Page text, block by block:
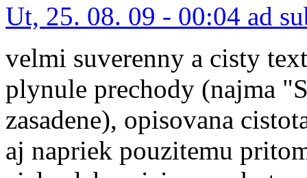
Ut, 25. 08. 09 - 00:04 ad
velmi suverenny a cisty
plynule prechody (najma
zasadene), opisovana
aj napriek pouzitemu